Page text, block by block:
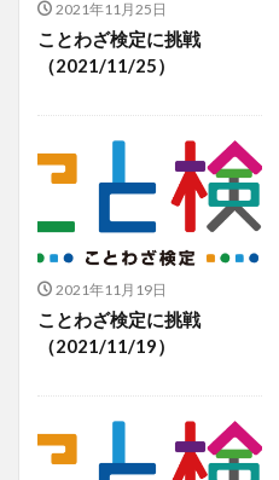
2021年11月25日
ことわざ検定に挑戦
（2021/11/25）
2021年11月19日
ことわざ検定に挑戦
（2021/11/19）